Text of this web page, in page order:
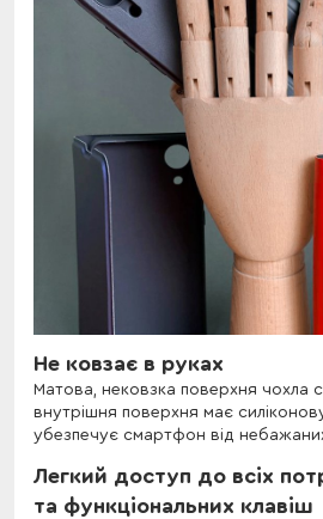
Не ковзає в руках
Матова, нековзка поверхня чохла
внутрішня поверхня має
убезпечує смартфон від
Легкий доступ до всіх
та функціональних клавіш